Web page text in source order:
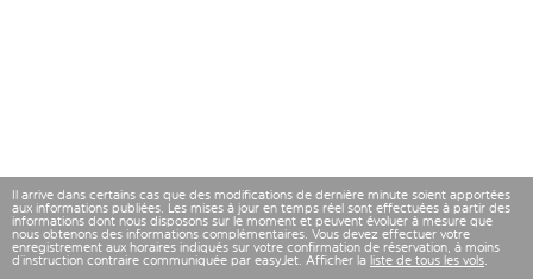
Il arrive dans certains cas que des modifications de dernière minute soient apportées
aux informations publiées. Les mises à jour en temps réel sont effectuées à partir des
informations dont nous disposons sur le moment et peuvent évoluer à mesure que
nous obtenons des informations complémentaires. Vous devez effectuer votre
enregistrement aux horaires indiqués sur votre confirmation de réservation, à moins
d’instruction contraire communiquée par easyJet. Afficher la liste de tous les vols.